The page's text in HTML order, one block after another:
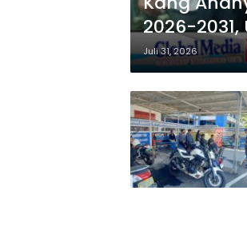
2026-
Juli 31, 2026